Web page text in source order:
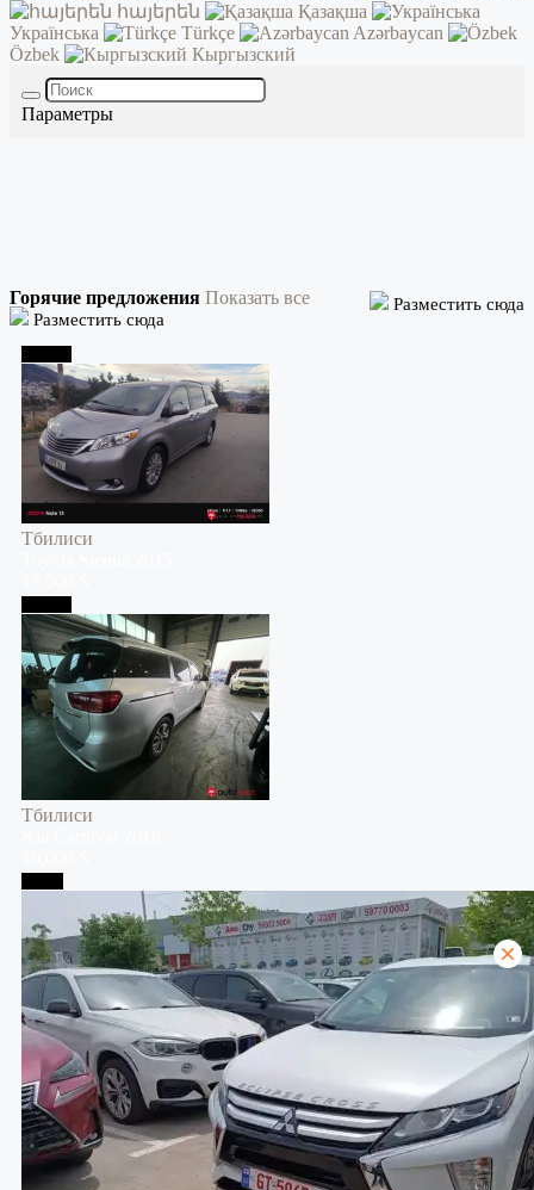
հայերեն
Қазақша
Українська
Türkçe
Azərbaycan
Özbek
Кыргызский
Параметры
Горячие предложения Показать все
Разместить сюда
Разместить сюда
Тбилиси
Тбилиси